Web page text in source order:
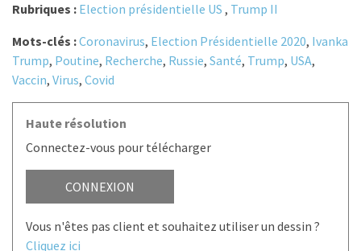
Rubriques : Election présidentielle US , Trump II
Mots-clés :Coronavirus, Election Présidentielle 2020, Ivanka
Trump, Poutine, Recherche, Russie, Santé, Trump, USA,
Vaccin, Virus, Covid
Haute résolution
Connectez-vous pour télécharger
CONNEXION
Vous n'êtes pas client et souhaitez utiliser un dessin ?
Cliquez ici